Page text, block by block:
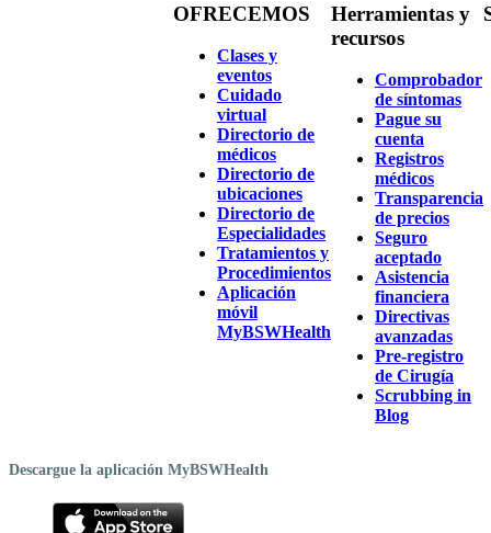
OFRECEMOS
Clases y
eventos
Cuidado
virtual
Directorio de
médicos
Directorio de
ubicaciones
Directorio de
Especialidades
Tratamientos y
Procedimientos
Aplicación
móvil
MyBSWHealth
Herramientas y
recursos
Comprobador
de síntomas
Pague su
cuenta
Registros
médicos
Transparencia
de precios
Seguro
aceptado
Asistencia
financiera
Directivas
avanzadas
Pre-registro
de Cirugía
Scrubbing in
Blog
Descargue la aplicación MyBSWHealth